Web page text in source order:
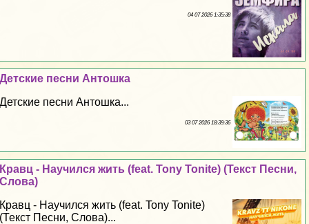
04 07 2026 1:35:38
Детские песни Антошка
Детские песни Антошка...
03 07 2026 18:39:36
Кравц - Научился жить (feat. Tony Tonite) (Текст Песни,
Слова)
Кравц - Научился жить (feat. Tony Tonite)
(Текст Песни, Слова)...